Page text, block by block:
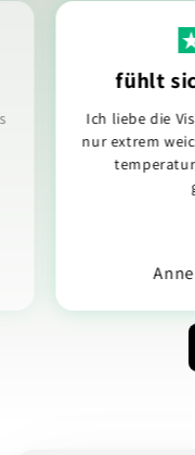
fühlt
Ich liebe die
nur extrem